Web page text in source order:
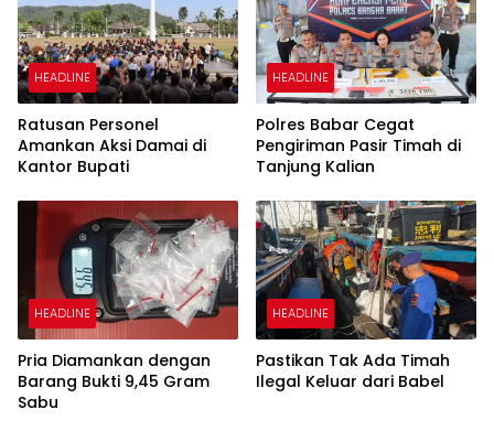
HEADLINE
Ratusan Personel
Amankan Aksi Damai di
Kantor Bupati
HEADLINE
Polres Babar Cegat
Pengiriman Pasir Timah di
Tanjung Kalian
HEADLINE
Pria Diamankan dengan
Barang Bukti 9,45 Gram
Sabu
HEADLINE
Pastikan Tak Ada Timah
Ilegal Keluar dari Babel